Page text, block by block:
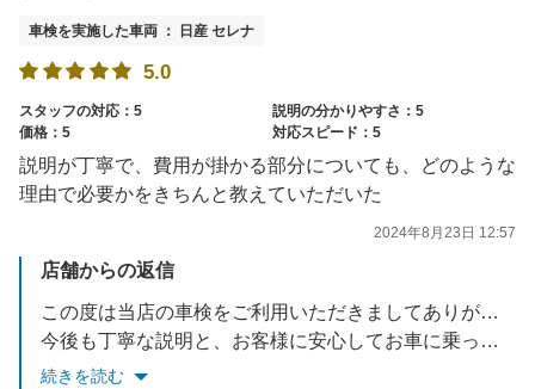
車検を実施した車両 ： 日産 セレナ
5.0
スタッフの対応：5
説明の分かりやすさ：5
価格：5
対応スピード：5
説明が丁寧で、費用が掛かる部分についても、どのような
理由で必要かをきちんと教えていただいた
2024年8月23日 12:57
店舗からの返信
この度は当店の車検をご利用いただきましてありがとうございました。
今後も丁寧な説明と、お客様に安心してお車に乗って頂ける車検を提供して参ります。
続きを読む